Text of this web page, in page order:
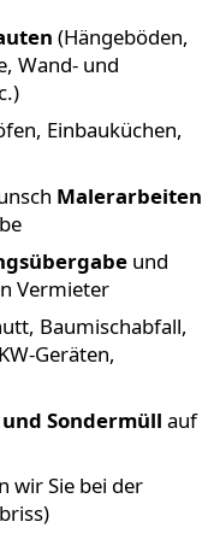
(Hängeböden,
Wand- und
Einbauküchen,
Malerarbeiten
und
Vermieter
Baumischabfall,
Geräten,
Sondermüll auf
wir Sie bei der